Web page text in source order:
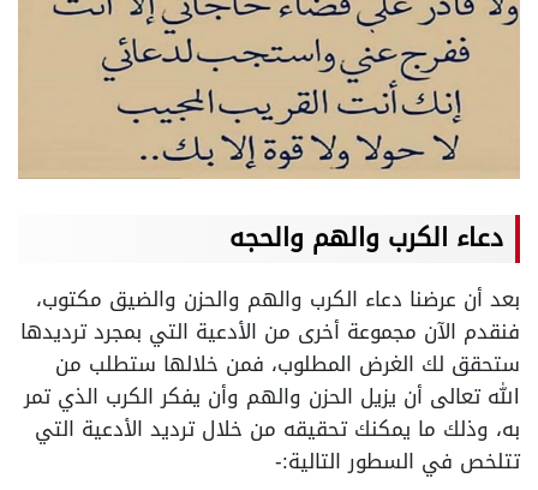
دعاء الكرب والهم والحجه
بعد أن عرضنا دعاء الكرب والهم والحزن والضيق مكتوب،
فنقدم الآن مجموعة أخرى من الأدعية التي بمجرد ترديدها
ستحقق لك الغرض المطلوب، فمن خلالها ستطلب من
الله تعالى أن يزيل الحزن والهم وأن يفكر الكرب الذي تمر
به، وذلك ما يمكنك تحقيقه من خلال ترديد الأدعية التي
تتلخص في السطور التالية:-